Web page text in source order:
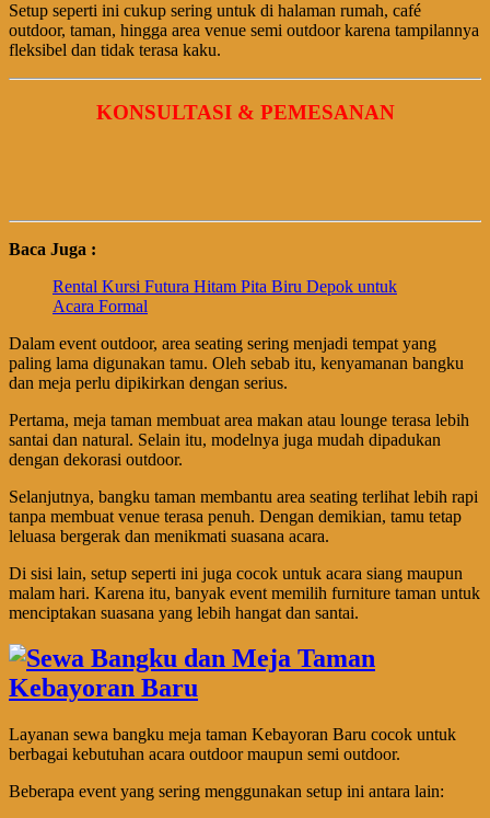
Setup seperti ini cukup sering untuk di halaman rumah, café
outdoor, taman, hingga area venue semi outdoor karena tampilannya
fleksibel dan tidak terasa kaku.
KONSULTASI & PEMESANAN
Baca Juga :
Rental Kursi Futura Hitam Pita Biru Depok untuk
Acara Formal
Dalam event outdoor, area seating sering menjadi tempat yang
paling lama digunakan tamu. Oleh sebab itu, kenyamanan bangku
dan meja perlu dipikirkan dengan serius.
Pertama, meja taman membuat area makan atau lounge terasa lebih
santai dan natural. Selain itu, modelnya juga mudah dipadukan
dengan dekorasi outdoor.
Selanjutnya, bangku taman membantu area seating terlihat lebih rapi
tanpa membuat venue terasa penuh. Dengan demikian, tamu tetap
leluasa bergerak dan menikmati suasana acara.
Di sisi lain, setup seperti ini juga cocok untuk acara siang maupun
malam hari. Karena itu, banyak event memilih furniture taman untuk
menciptakan suasana yang lebih hangat dan santai.
Layanan sewa bangku meja taman Kebayoran Baru cocok untuk
berbagai kebutuhan acara outdoor maupun semi outdoor.
Beberapa event yang sering menggunakan setup ini antara lain: